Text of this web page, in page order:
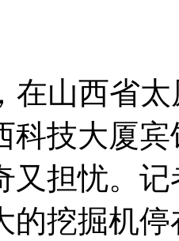
手中
明
山西省太
科技大厦
又担忧。
的挖掘机